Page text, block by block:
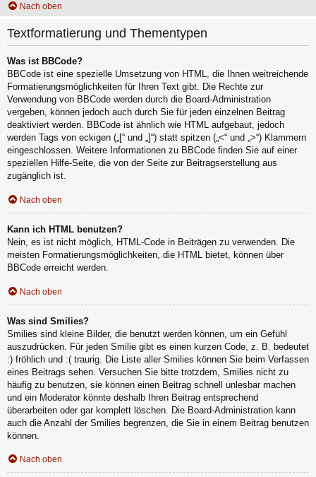
Nach oben
Textformatierung und Thementypen
Was ist BBCode?
BBCode ist eine spezielle Umsetzung von HTML, die Ihnen weitreichende
Formatierungsmöglichkeiten für Ihren Text gibt. Die Rechte zur
Verwendung von BBCode werden durch die Board-Administration
vergeben, können jedoch auch durch Sie für jeden einzelnen Beitrag
deaktiviert werden. BBCode ist ähnlich wie HTML aufgebaut, jedoch
werden Tags von eckigen („[“ und „]“) statt spitzen („<“ und „>“) Klammern
eingeschlossen. Weitere Informationen zu BBCode finden Sie auf einer
speziellen Hilfe-Seite, die von der Seite zur Beitragserstellung aus
zugänglich ist.
Nach oben
Kann ich HTML benutzen?
Nein, es ist nicht möglich, HTML-Code in Beiträgen zu verwenden. Die
meisten Formatierungsmöglichkeiten, die HTML bietet, können über
BBCode erreicht werden.
Nach oben
Was sind Smilies?
Smilies sind kleine Bilder, die benutzt werden können, um ein Gefühl
auszudrücken. Für jeden Smilie gibt es einen kurzen Code, z. B. bedeutet
:) fröhlich und :( traurig. Die Liste aller Smilies können Sie beim Verfassen
eines Beitrags sehen. Versuchen Sie bitte trotzdem, Smilies nicht zu
häufig zu benutzen, sie können einen Beitrag schnell unlesbar machen
und ein Moderator könnte deshalb Ihren Beitrag entsprechend
überarbeiten oder gar komplett löschen. Die Board-Administration kann
auch die Anzahl der Smilies begrenzen, die Sie in einem Beitrag benutzen
können.
Nach oben